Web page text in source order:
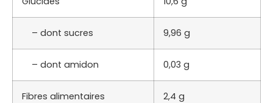
– dont sucres 9,96 g
– dont amidon 0,03 g
Fibres alimentaires 2,4 g